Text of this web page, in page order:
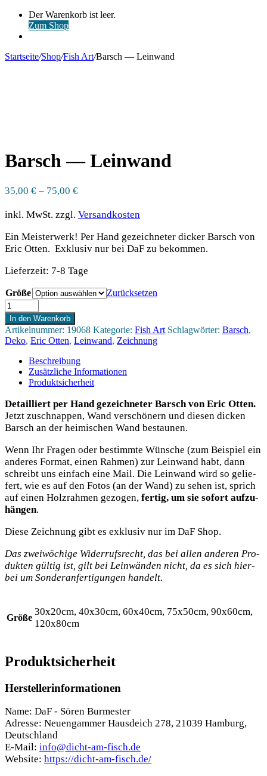
Warenkorb
ansehen
Der Warenkorb ist leer.
Zum Shop
Startseite/Shop/Fish Art/Barsch — Leinwand
Barsch — Leinwand
35,00 € – 75,00 €
inkl. MwSt. zzgl. Versandkosten
Ein Meisterwerk! Per Hand gezeichneter dicker Barsch von
Eric Otten. Exklusiv nur bei DaF zu bekommen.
Lieferzeit: 7-8 Tage
Größe
Zurücksetzen
Barsch
-
Leinwand
Menge
In den Warenkorb
Artikelnummer: 19068 Kategorie: Fish Art Schlagwörter: Barsch,
Deko, Eric Otten, Leinwand, Zeichnung
Beschreibung
Zusätzliche Informationen
Produktsicherheit
Detail­liert per Hand gezeich­ne­ter Barsch von Eric Otten.
Jetzt zuschnap­pen, Wand ver­schö­nern und die­sen dicken
Barsch an der hei­mi­schen Wand bestaunen.
Wenn Ihr Fra­gen oder bestimm­te Wün­sche (zum Bei­spiel ein
ande­res For­mat, einen Rah­men) zur Lein­wand habt, dann
schreibt uns ein­fach eine Mail. Die Lein­wand wird so gelie­
fert, wie es auf den Fotos (an der Wand) zu sehen ist, sprich
auf einen Holz­rah­men gezo­gen, fer­tig, um sie sofort auf­zu­
hän­gen.
Die­se Zeich­nung gibt es exklu­siv nur im DaF Shop.
Das zwei­wö­chi­ge Wider­rufs­recht, das bei allen ande­ren Pro­
duk­ten gül­tig ist, gilt bei Lein­wän­den nicht, da es sich hier­
bei um Son­der­an­fer­ti­gun­gen handelt.
Größe
30x20cm, 40x30cm, 60x40cm, 75x50cm, 90x60cm,
120x80cm
Produktsicherheit
Herstellerinformationen
Name: DaF - Sören Burmester
Adresse: Neuengammer Hausdeich 278, 21039 Hamburg,
Deutschland
E-Mail: info@dicht-am-fisch.de
Website: https://dicht-am-fisch.de/